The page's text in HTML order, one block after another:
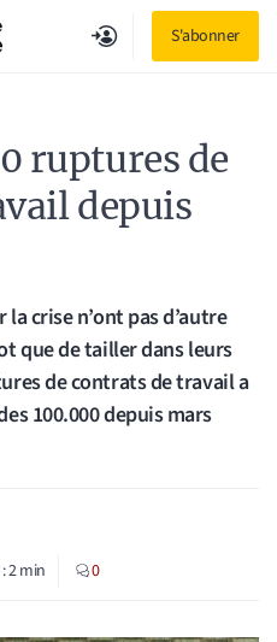
S'abonner
ruptures de
depuis
crise n’ont pas d’autre
que de tailler dans leurs
de contrats de travail a
100.000 depuis mars
:2min 0